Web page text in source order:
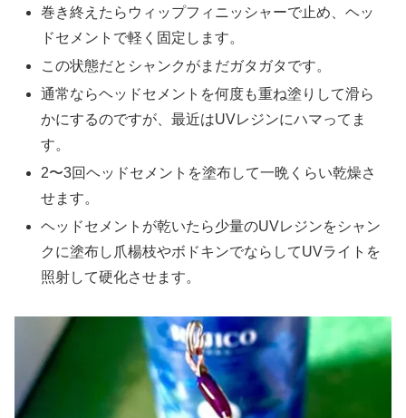
巻き終えたらウィップフィニッシャーで止め、ヘッ
ドセメントで軽く固定します。
この状態だとシャンクがまだガタガタです。
通常ならヘッドセメントを何度も重ね塗りして滑ら
かにするのですが、最近はUVレジンにハマってま
す。
2〜3回ヘッドセメントを塗布して一晩くらい乾燥さ
せます。
ヘッドセメントが乾いたら少量のUVレジンをシャン
クに塗布し爪楊枝やボドキンでならしてUVライトを
照射して硬化させます。